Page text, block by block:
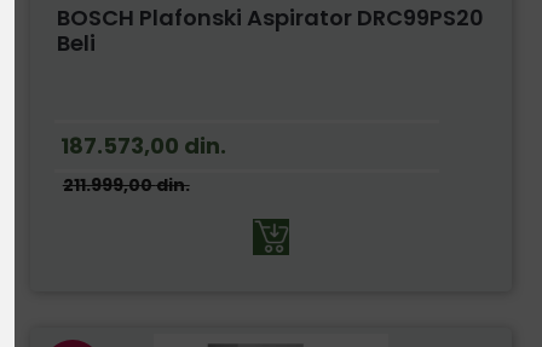
BOSCH Plafonski Aspirator DRC99PS20
Beli
187.573,00 din.
211.999,00din.